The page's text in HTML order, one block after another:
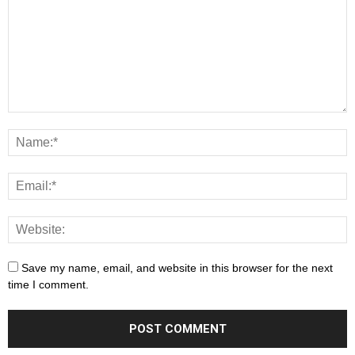
Save my name, email, and website in this browser for the next
time I comment.